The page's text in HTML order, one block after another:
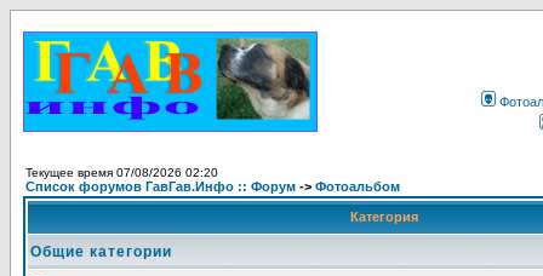
Текущее время 07/08/2026 02:20
Список форумов ГавГав.Инфо :: Форум -> Фотоальбом
Категория
Общие категории